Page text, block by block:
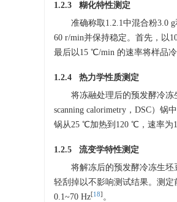
1.2.3 糊化特性测定
准确称取1.2.1中混合粉3.0
60 r/min并保持稳定。首先，以
最后以15 ℃/min 的速率将样品
1.2.4 热力学性质测定
将冻融处理后的预发酵冷
scanning calorimetry，DSC）
锅从25 ℃加热到120 ℃，速率为
1.2.5 流变学特性测定
将解冻后的预发酵冷冻生
轻刮掉以不影响测试结果。测
0.1~70 Hz[18] 。